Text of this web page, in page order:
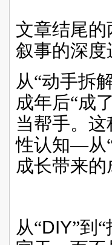
文章结尾
叙事的深度
从“动手拆
成年后“成
当帮手。
性认知—从
成长带来的
从“DIY”到“